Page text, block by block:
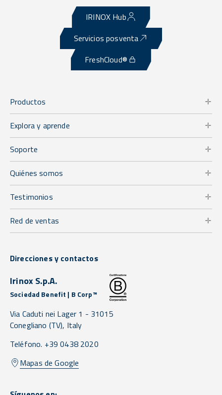
IRINOX Hub
Servicios posventa
FreshCloud®
Productos
Explora y aprende
Soporte
Quiénes somos
Testimonios
Red de ventas
Direcciones y contactos
Irinox S.p.A.
Sociedad Benefit | B Corp™
Via Caduti nei Lager 1 - 31015
Conegliano (TV), Italy
Teléfono. +39 0438 2020
Mapas de Google